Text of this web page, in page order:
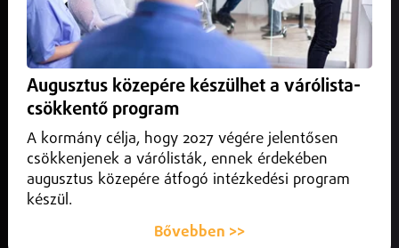
2025. február 22.Sport
A Bajnokok Ligája nyolcaddöntőjében Szoboszlai Dominik
majd.
Augusztus közepére készülhet a várólista-
csökkentő program
A kormány célja, hogy 2027 végére jelentősen
csökkenjenek a várólisták, ennek érdekében
augusztus közepére átfogó intézkedési program
készül.
Bővebben >>